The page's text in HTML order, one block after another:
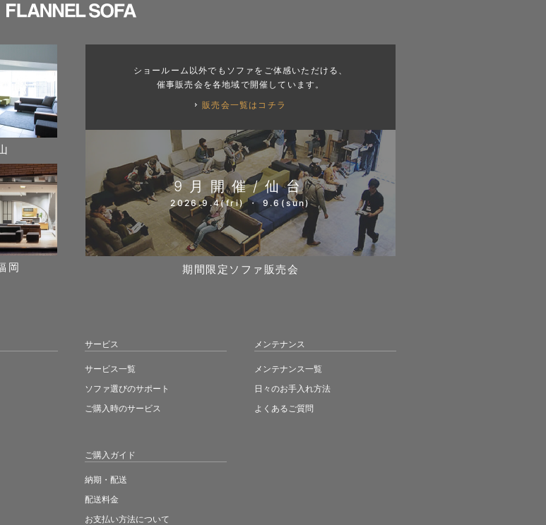
岡
ショールーム以外でもソファをご体感いただける、
催事販売会を各地域で開催しています。
販売会一覧はコチラ
9月開催/仙台
2026.9.4(fri) ・ 9.6(sun)
期間限定ソファ販売会
サービス
サービス一覧
ソファ選びのサポート
ご購入時のサービス
ご購入ガイド
納期・配送
配送料金
お支払い方法について
メンテナンス
メンテナンス一覧
日々のお手入れ方法
よくあるご質問